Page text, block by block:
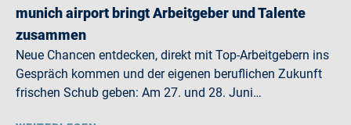
munich airport bringt Arbeitgeber und Talente
zusammen
Neue Chancen entdecken, direkt mit Top-Arbeitgebern ins
Gespräch kommen und der eigenen beruflichen Zukunft
frischen Schub geben: Am 27. und 28. Juni…